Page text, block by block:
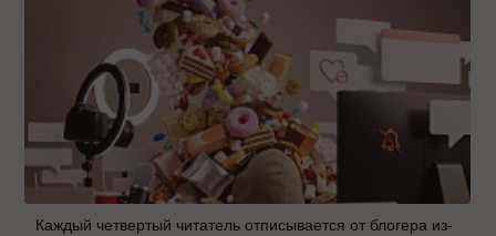
Каждый четвертый читатель отписывается от блогера из-